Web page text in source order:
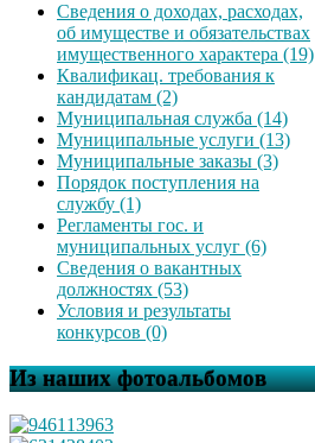
Сведения о доходах, расходах,
об имуществе и обязательствах
имущественного характера (19)
Квалификац. требования к
кандидатам (2)
Муниципальная служба (14)
Муниципальные услуги (13)
Муниципальные заказы (3)
Порядок поступления на
службу (1)
Регламенты гос. и
муниципальных услуг (6)
Сведения о вакантных
должностях (53)
Условия и результаты
конкурсов (0)
Из наших фотоальбомов